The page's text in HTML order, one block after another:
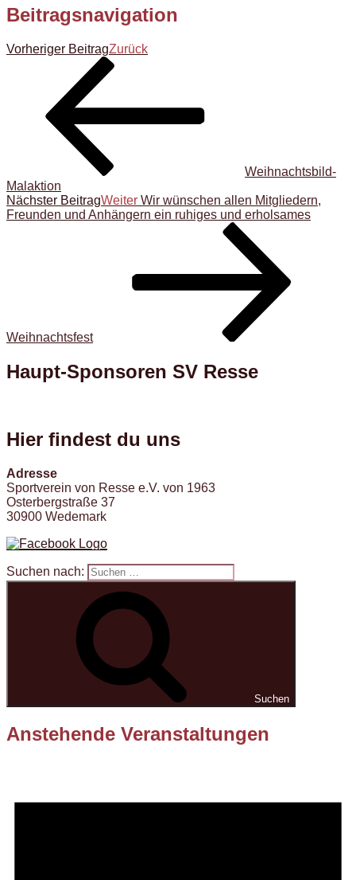
Beitragsnavigation
Vorheriger BeitragZurück
Weihnachtsbild-
Malaktion
Nächster BeitragWeiter Wir wünschen allen Mitgliedern,
Freunden und Anhängern ein ruhiges und erholsames
Weihnachtsfest
Haupt-Sponsoren SV Resse
Hier findest du uns
Adresse
Sportverein von Resse e.V. von 1963
Osterbergstraße 37
30900 Wedemark
Suchen nach:
Suchen
Anstehende Veranstaltungen